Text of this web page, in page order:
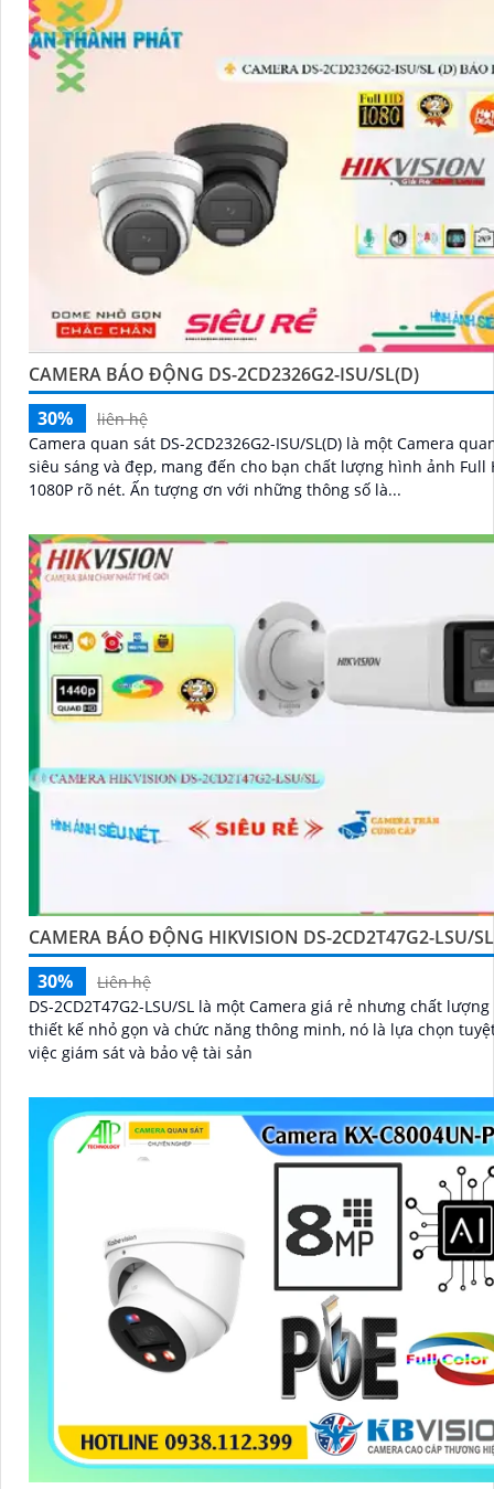
CAMERA BÁO ĐỘNG DS-2CD2326G2-ISU/SL(D)
30%
liên hệ
Camera quan sát DS-2CD2326G2-ISU/SL(D) là một Camera
siêu sáng và đẹp, mang đến cho bạn chất lượng hình ảnh Full
1080P rõ nét. Ấn tượng ơn với những thông số là...
CAMERA BÁO ĐỘNG HIKVISION DS-2CD2T47G2-LSU/SL
30%
Liên hệ
DS-2CD2T47G2-LSU/SL là một Camera giá rẻ nhưng chất lượng
thiết kế nhỏ gọn và chức năng thông minh, nó là lựa chọn
việc giám sát và bảo vệ tài sản